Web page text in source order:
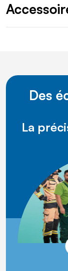
Des
La